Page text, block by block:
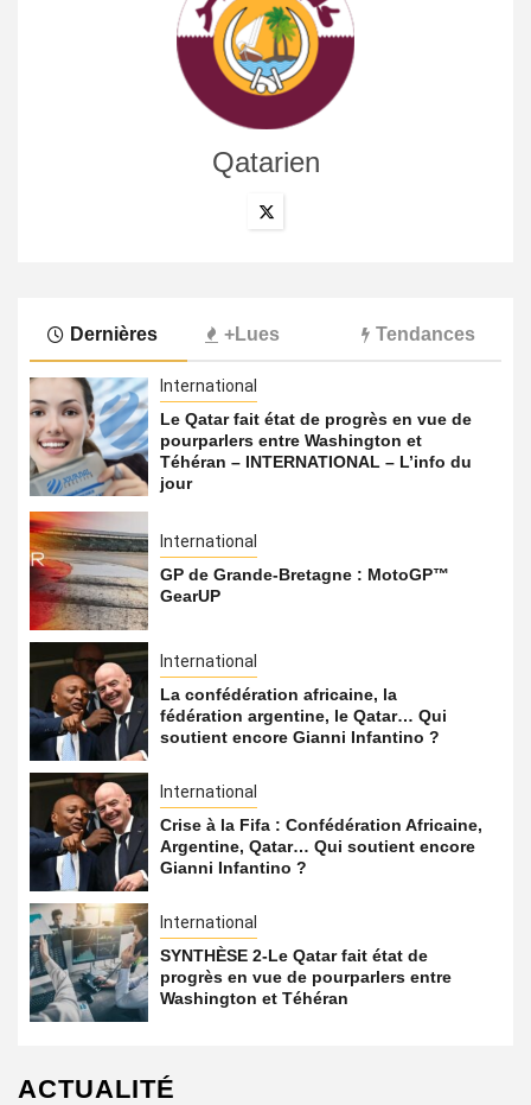
Qatarien
Dernières +Lues Tendances
International
Le Qatar fait état de progrès en vue de
pourparlers entre Washington et
Téhéran – INTERNATIONAL – L’info du
jour
International
GP de Grande-Bretagne : MotoGP™
GearUP
International
La confédération africaine, la
fédération argentine, le Qatar… Qui
soutient encore Gianni Infantino ?
International
Crise à la Fifa : Confédération Africaine,
Argentine, Qatar… Qui soutient encore
Gianni Infantino ?
International
SYNTHÈSE 2-Le Qatar fait état de
progrès en vue de pourparlers entre
Washington et Téhéran
ACTUALITÉ